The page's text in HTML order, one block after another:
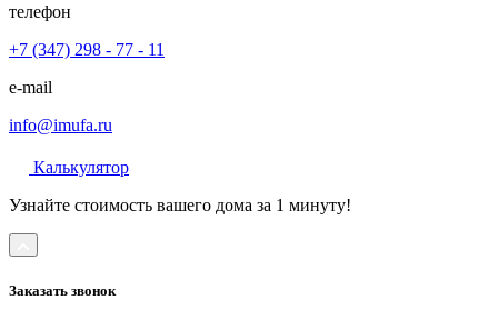
телефон
+7 (347) 298 - 77 - 11
e-mail
info@imufa.ru
Калькулятор
Узнайте стоимость вашего дома за 1 минуту!
Заказать звонок